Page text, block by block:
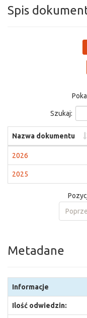
Spis
Szukaj:
Nazwa dokumentu
2026
2025
Metadane
Informacje
Ilość odwiedzin: